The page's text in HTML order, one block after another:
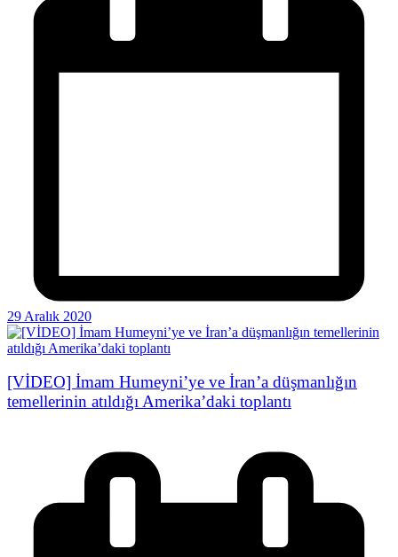
29 Aralık 2020
[VİDEO] İmam Humeyni’ye ve İran’a düşmanlığın
temellerinin atıldığı Amerika’daki toplantı